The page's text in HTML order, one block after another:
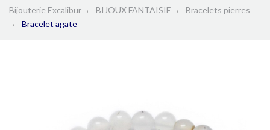
Bijouterie Excalibur BIJOUX FANTAISIE
Bracelets pierres
Bracelet agate